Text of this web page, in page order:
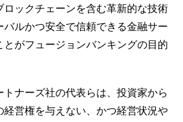
ロックチェーンを含む革新的な技術
バルかつ安全で信頼できる金融サー
とがフュージョンバンキングの目的
トナーズ社の代表らは、投資家から
経営権を与えない、かつ経営状況や